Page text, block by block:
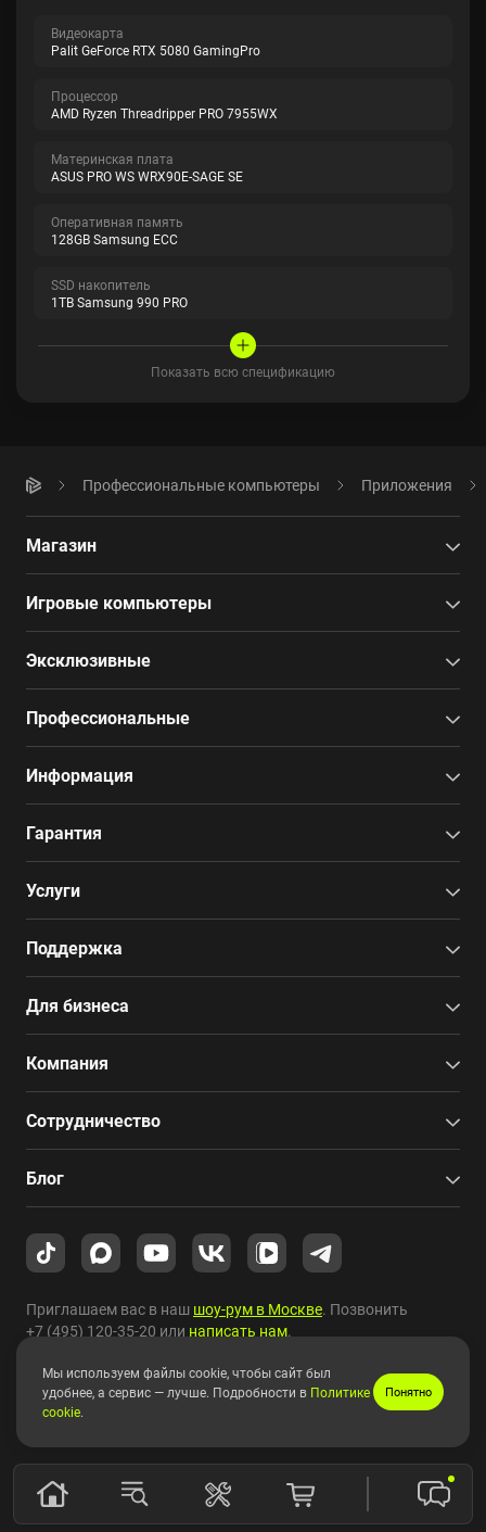
Видеокарта
Palit GeForce RTX 5080 GamingPro
Процессор
AMD Ryzen Threadripper PRO 7955WX
Материнская плата
ASUS PRO WS WRX90E-SAGE SE
Оперативная память
128GB Samsung ECC
SSD накопитель
1TB Samsung 990 PRO
Показать всю спецификацию
Профессиональные компьютеры Приложения
Магазин
Игровые компьютеры
Эксклюзивные
Профессиональные
Информация
Гарантия
Услуги
Поддержка
Для бизнеса
Компания
Сотрудничество
Блог
Приглашаем вас в наш шоу-рум в Москве. Позвонить
+7 (495) 120-35-20 или написать нам.
Copyright © 2010-2026 HYPERPC.
Мы используем файлы cookie, чтобы сайт был
удобнее, а сервис — лучше. Подробности в Политике
cookie.
Понятно